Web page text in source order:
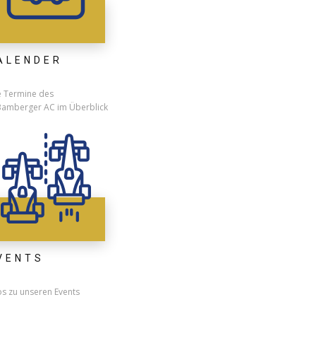
Termine des
AC im Überblick
zu unseren Events